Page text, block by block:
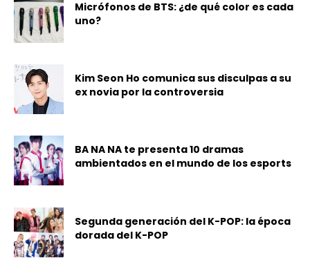
Micrófonos de BTS: ¿de qué color es cada
uno?
Kim Seon Ho comunica sus disculpas a su
ex novia por la controversia
BA NA NA te presenta 10 dramas
ambientados en el mundo de los esports
Segunda generación del K-POP: la época
dorada del K-POP